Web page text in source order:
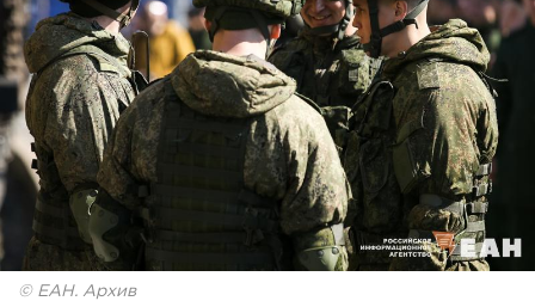
© ЕАН. Архив